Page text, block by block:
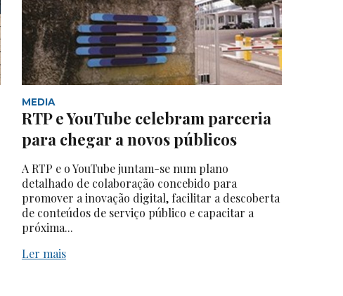
MEDIA
RTP e YouTube celebram parceria
para chegar a novos públicos
A RTP e o YouTube juntam-se num plano
detalhado de colaboração concebido para
promover a inovação digital, facilitar a descoberta
de conteúdos de serviço público e capacitar a
próxima...
Ler mais